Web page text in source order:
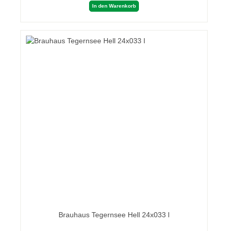
In den Warenkorb
Brauhaus Tegernsee Hell 24x033 l